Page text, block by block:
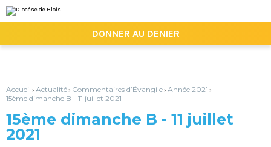
au
contenu.
la
personnels
DONNER AU DENIER
Accueil › Actualité› Commentaires d’Évangile› Année 2021 ›
15ème dimanche B - 11 juillet 2021
15ème dimanche B - 11 juillet
2021